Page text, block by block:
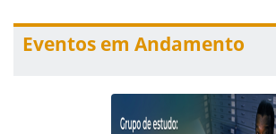
Eventos em Andamento